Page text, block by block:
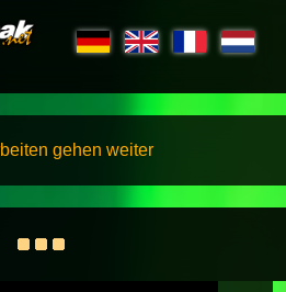
gehen weiter